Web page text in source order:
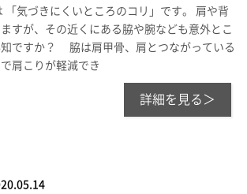
「気づきにくいところのコリ」です。 肩や背
すが、その近くにある脇や腕なども意外とこ
知ですか？ 脇は肩甲骨、肩とつながっている
肩こりが軽減でき
詳細を見る＞